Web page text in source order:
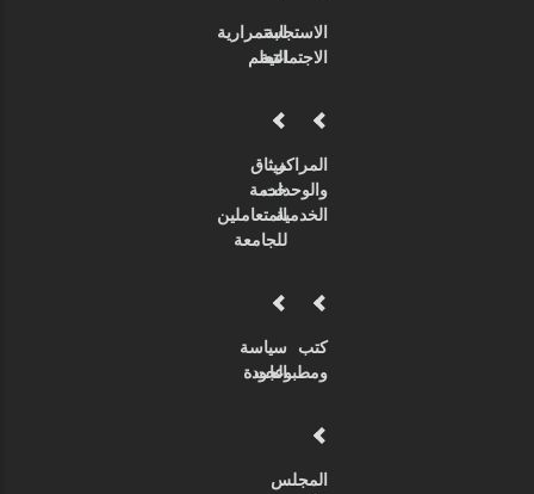
الاستجابة
الاجتماعية
استمرارية
التعلم
المراكز
والوحدات
الخدمية
ميثاق
خدمة
المتعاملين
للجامعة
كتب
ومطبوعات
سياسة
الجودة
المجلس